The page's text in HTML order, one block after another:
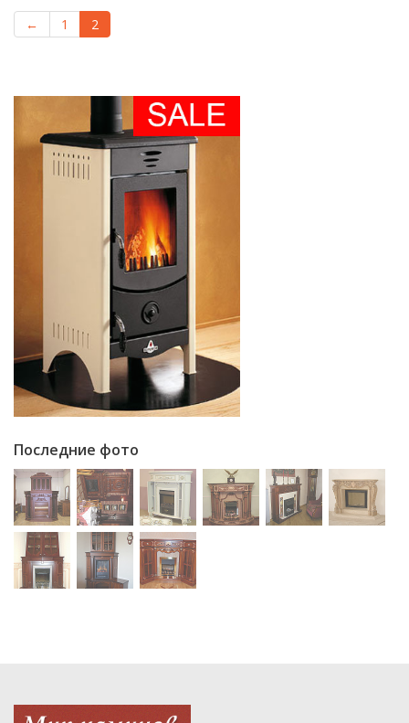
← 1 2
Последние фото